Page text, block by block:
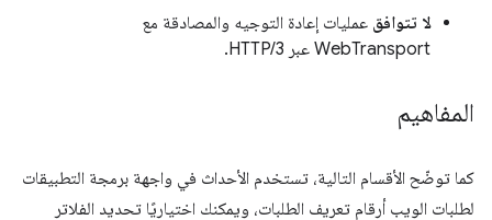
لا تتوافق عمليات إعادة التوجيه والمصادقة مع
WebTransport عبر HTTP/3.
المفاهيم
كما توضّح الأقسام التالية، تستخدم الأحداث في واجهة برمجة التطبيقات
لطلبات الويب أرقام تعريف الطلبات، ويمكنك اختياريًا تحديد الفلاتر